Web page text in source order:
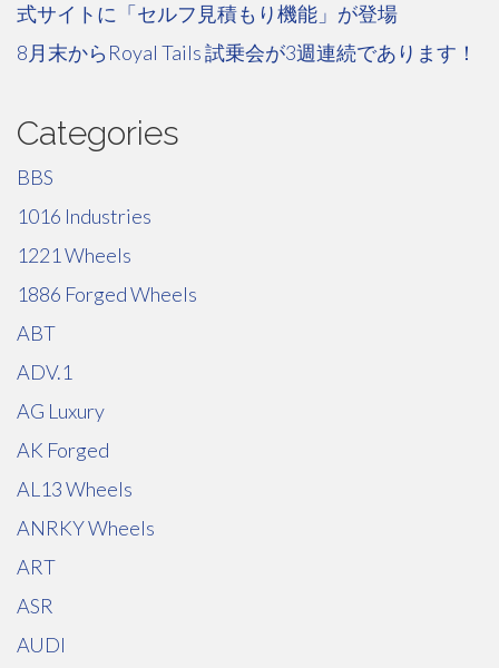
式サイトに「セルフ見積もり機能」が登場
8月末からRoyal Tails 試乗会が3週連続であります！
Categories
BBS
1016 Industries
1221 Wheels
1886 Forged Wheels
ABT
ADV.1
AG Luxury
AK Forged
AL13 Wheels
ANRKY Wheels
ART
ASR
AUDI